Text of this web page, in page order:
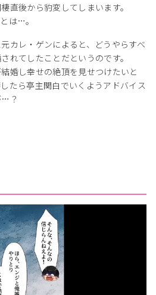
直後から豹変してしまいます。
は…。
カレ・ゲンによると、どうやらすべ
れてしたことだというのです。
婚し幸せの絶頂を見せつけたいと
たら亭主関白でいくようアドバイス
…？